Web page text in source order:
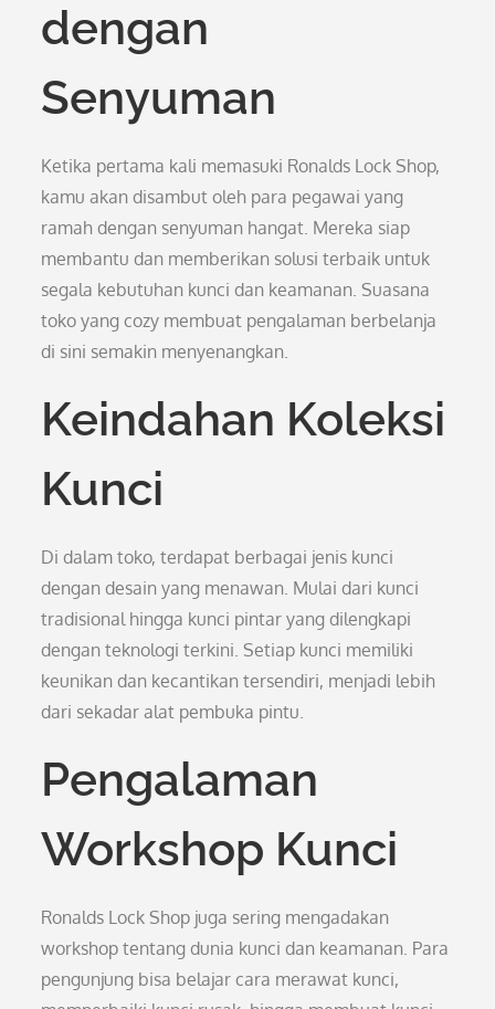
dengan
Senyuman
Ketika pertama kali memasuki Ronalds Lock Shop,
kamu akan disambut oleh para pegawai yang
ramah dengan senyuman hangat. Mereka siap
membantu dan memberikan solusi terbaik untuk
segala kebutuhan kunci dan keamanan. Suasana
toko yang cozy membuat pengalaman berbelanja
di sini semakin menyenangkan.
Keindahan Koleksi
Kunci
Di dalam toko, terdapat berbagai jenis kunci
dengan desain yang menawan. Mulai dari kunci
tradisional hingga kunci pintar yang dilengkapi
dengan teknologi terkini. Setiap kunci memiliki
keunikan dan kecantikan tersendiri, menjadi lebih
dari sekadar alat pembuka pintu.
Pengalaman
Workshop Kunci
Ronalds Lock Shop juga sering mengadakan
workshop tentang dunia kunci dan keamanan. Para
pengunjung bisa belajar cara merawat kunci,